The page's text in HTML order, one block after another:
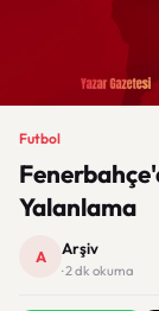
Futbol
Yalanlama
A Arşiv
· 2 dk okuma